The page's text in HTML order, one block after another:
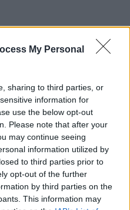
My Personal
sharing to third parties, or
information for
use the below opt-out
Please note that after your
may continue seeing
information utilized by
to third parties prior to
opt-out of the further
by third parties on the
This information may